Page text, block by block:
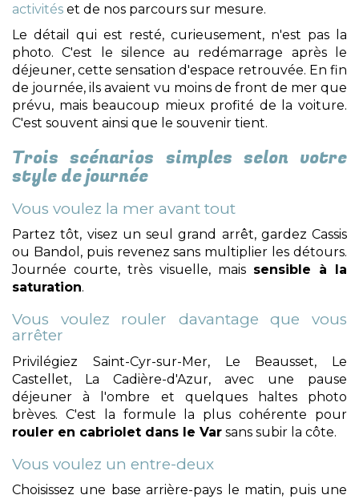
activités et de nos parcours sur mesure.
Le détail qui est resté, curieusement, n'est pas la
photo. C'est le silence au redémarrage après le
déjeuner, cette sensation d'espace retrouvée. En fin
de journée, ils avaient vu moins de front de mer que
prévu, mais beaucoup mieux profité de la voiture.
C'est souvent ainsi que le souvenir tient.
Trois scénarios simples selon votre
style de journée
Vous voulez la mer avant tout
Partez tôt, visez un seul grand arrêt, gardez Cassis
ou Bandol, puis revenez sans multiplier les détours.
Journée courte, très visuelle, mais sensible à la
saturation.
Vous voulez rouler davantage que vous
arrêter
Privilégiez Saint-Cyr-sur-Mer, Le Beausset, Le
Castellet, La Cadière-d'Azur, avec une pause
déjeuner à l'ombre et quelques haltes photo
brèves. C'est la formule la plus cohérente pour
rouler en cabriolet dans le Var sans subir la côte.
Vous voulez un entre-deux
Choisissez une base arrière-pays le matin, puis une